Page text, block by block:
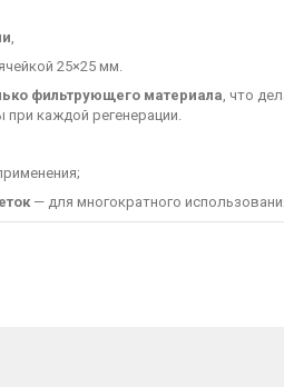
,
25×25 мм.
фильтрующего материала, что
при каждой регенерации.
— для многократного